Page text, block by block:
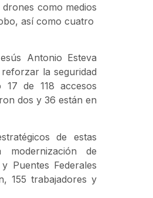
como medios
así como cuatro
Antonio Esteva
la seguridad
de 118 accesos
dos y 36 están en
de estas
de
Puentes Federales
155 trabajadores y